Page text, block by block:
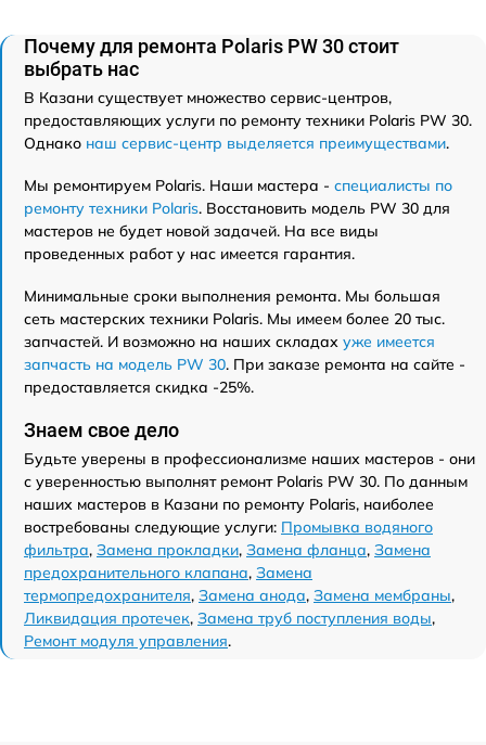
Почему для ремонта Polaris PW 30 стоит
выбрать нас
В Казани существует множество сервис-центров,
предоставляющих услуги по ремонту техники Polaris PW 30.
Однако наш сервис-центр выделяется преимуществами.
Мы ремонтируем Polaris. Наши мастера - специалисты по
ремонту техники Polaris. Восстановить модель PW 30 для
мастеров не будет новой задачей. На все виды
проведенных работ у нас имеется гарантия.
Минимальные сроки выполнения ремонта. Мы большая
сеть мастерских техники Polaris. Мы имеем более 20 тыс.
запчастей. И возможно на наших складах уже имеется
запчасть на модель PW 30. При заказе ремонта на сайте -
предоставляется скидка -25%.
Знаем свое дело
Будьте уверены в профессионализме наших мастеров - они
с уверенностью выполнят ремонт Polaris PW 30. По данным
наших мастеров в Казани по ремонту Polaris, наиболее
востребованы следующие услуги: Промывка водяного
фильтра, Замена прокладки, Замена фланца, Замена
предохранительного клапана, Замена
термопредохранителя, Замена анода, Замена мембраны,
Ликвидация протечек, Замена труб поступления воды,
Ремонт модуля управления.